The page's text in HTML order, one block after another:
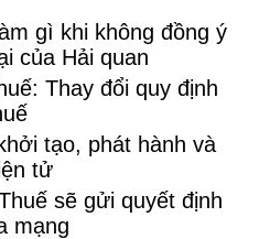
gì khi không đồng ý
của Hải quan
Thay đổi quy định
tạo, phát hành và
tử
sẽ gửi quyết định
mạng